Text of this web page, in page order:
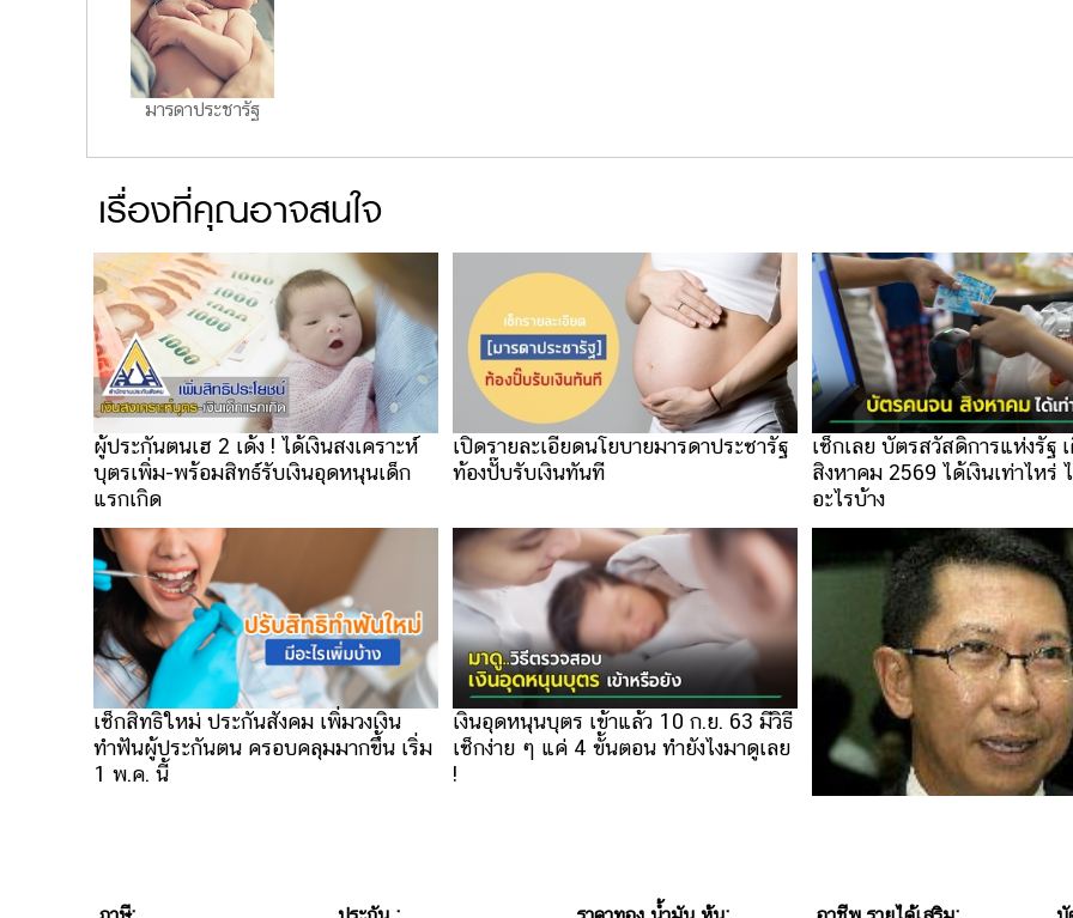
มารดาประชารัฐ
เรื่องที่คุณอาจสนใจ
ผู้ประกันตนเฮ 2 เด้ง ! ได้เงินสงเคราะห์
บุตรเพิ่ม-พร้อมสิทธ์รับเงินอุดหนุนเด็ก
แรกเกิด
เปิดรายละเอียดนโยบายมารดาประชารัฐ
ท้องปั๊บรับเงินทันที
เช็กเลย บัตรสวัสดิการแห่งรัฐ
สิงหาคม 2569 ได้เงินเท่าไหร่
อะไรบ้าง
เช็กสิทธิใหม่ ประกันสังคม เพิ่มวงเงิน
ทำฟันผู้ประกันตน ครอบคลุมมากขึ้น เริ่ม
1 พ.ค. นี้
เงินอุดหนุนบุตร เข้าแล้ว 10 ก.ย. 63 มีวิธี
เช็กง่าย ๆ แค่ 4 ขั้นตอน ทำยังไงมาดูเลย
!
รัฐวิสาหกิจ ขาดทุน